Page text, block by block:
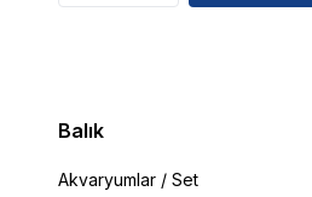
Balık
Akvaryumlar / Set